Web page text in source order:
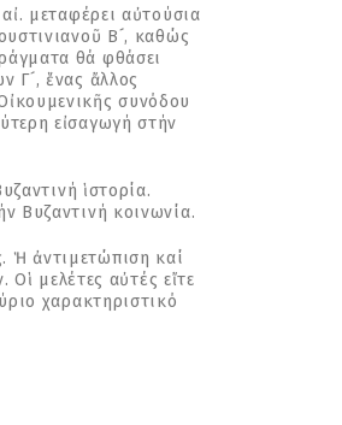
αἰ. μεταφέρει αὐτούσια
Β´, καθώς
θά φθάσει
Γ´, ἕνας ἄλλος
συνόδου
εἰσαγωγή στήν
ἱστορία.
Βυζαντινή κοινωνία.
Ἡ ἀντιμετώπιση καί
μελέτες αὐτές εἴτε
χαρακτηριστικό